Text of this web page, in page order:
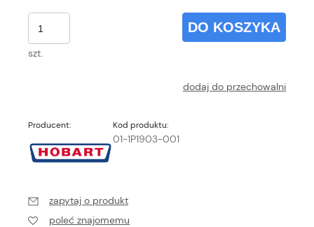
szt.
DO KOSZYKA
dodaj do przechowalni
Producent: Kod produktu:
01-1P1903-001
zapytaj o produkt
poleć znajomemu